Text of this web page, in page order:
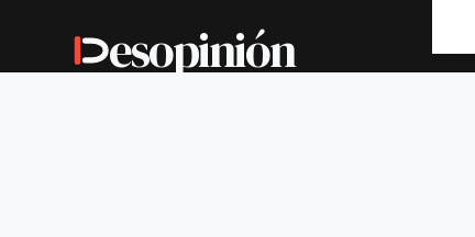
esopinión